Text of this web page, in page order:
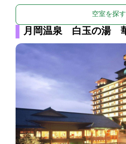
空室を探す
月岡温泉 白玉の湯